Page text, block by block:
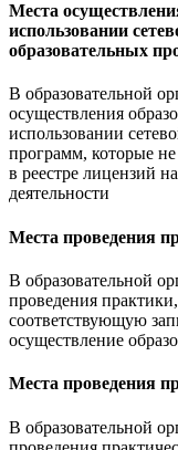
Места
использовании
образовательных
В образовательной
осуществления
использовании
программ, которые
в реестре лицензий
деятельности
Места проведения
В образовательной
проведения
соответствующую
осуществление
Места проведения
В образовательной